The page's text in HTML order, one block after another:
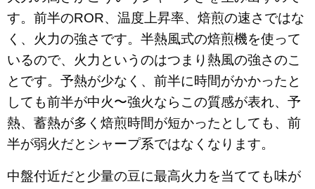
す。前半のROR、温度上昇率、焙煎の速さではな
く、火力の強さです。半熱風式の焙煎機を使って
いるので、火力というのはつまり熱風の強さのこ
とです。予熱が少なく、前半に時間がかかったと
しても前半が中火〜強火ならこの質感が表れ、予
熱、蓄熱が多く焙煎時間が短かったとしても、前
半が弱火だとシャープ系ではなくなります。
中盤付近だと少量の豆に最高火力を当てても味が